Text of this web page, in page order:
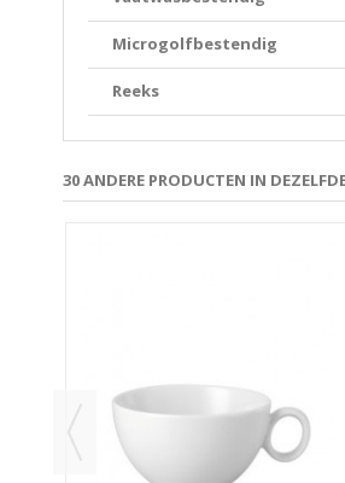
Microgolfbestendig
Reeks
30 ANDERE PRODUCTEN IN